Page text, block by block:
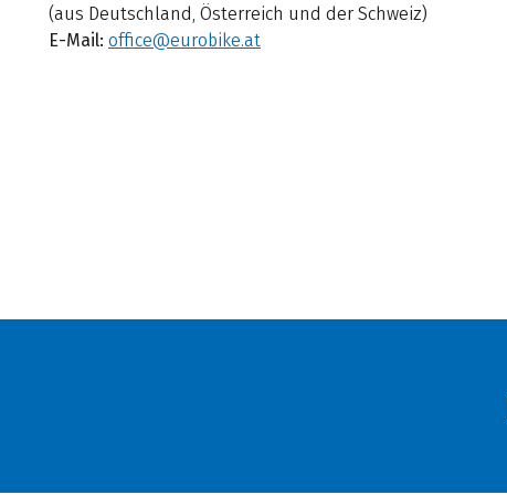
(aus Deutschland, Österreich und der Schweiz)
E-Mail: office@eurobike.at